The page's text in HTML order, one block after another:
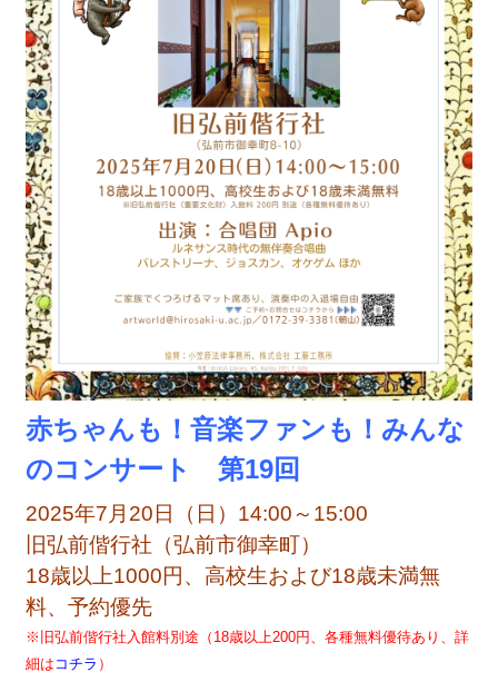
赤ちゃんも！音楽ファンも！みんな
のコンサート 第19回
2025年7月20日（日）14:00～15:00
旧弘前偕行社（弘前市御幸町）
18歳以上1000円、高校生および18歳未満無
料、予約優先
※旧弘前偕行社入館料別途（18歳以上200円、各種無料優待あり、詳
細は コチラ ）